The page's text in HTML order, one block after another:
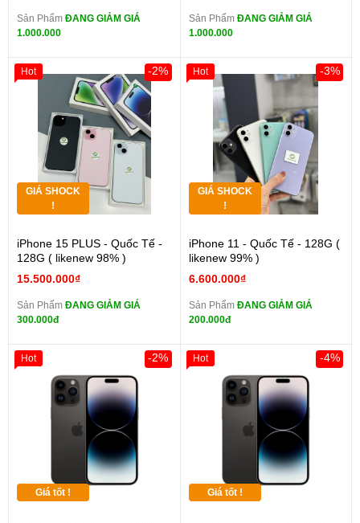
Sản Phẩm ĐANG GIẢM GIÁ
1.000.000
Sản Phẩm ĐANG GIẢM GIÁ
1.000.000
GIÁ SHOCK
!
iPhone 15 PLUS - Quốc Tế -
128G ( likenew 98% )
15.500.000₫
-2%
Sản Phẩm ĐANG GIẢM GIÁ
300.000đ
Hot
GIÁ SHOCK
!
iPhone 11 - Quốc Tế - 128G (
likenew 99% )
6.600.000₫
-3%
Sản Phẩm ĐANG GIẢM GIÁ
200.000đ
Hot
Giá tốt !
-2%
Hot
Giá tốt !
-4%
Hot